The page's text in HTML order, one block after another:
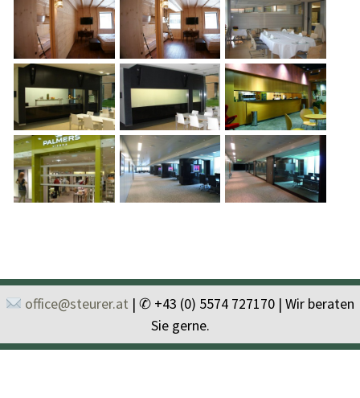
office@steurer.at | ✆ +43 (0) 5574 727170 | Wir beraten
Sie gerne.